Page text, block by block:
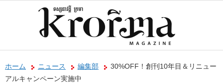
ホーム ニュース 編集部
30%OFF！創刊10年目＆リニュー
アルキャンペーン実施中